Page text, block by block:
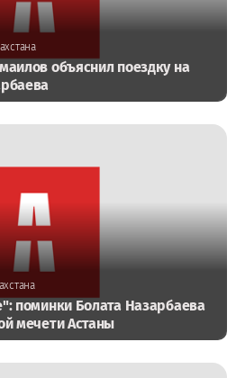
объяснил поездку на
поминки Болата Назарбаева
мечети Астаны